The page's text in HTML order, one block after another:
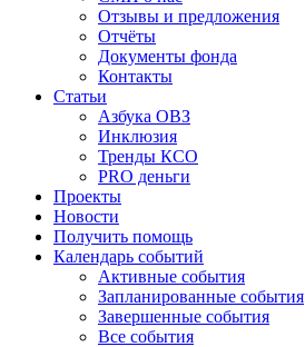
Отзывы и предложения
Отчёты
Документы фонда
Контакты
Статьи
Азбука ОВЗ
Инклюзия
Тренды КСО
PRO деньги
Проекты
Новости
Получить помощь
Календарь событий
Активные события
Запланированные события
Завершенные события
Все события